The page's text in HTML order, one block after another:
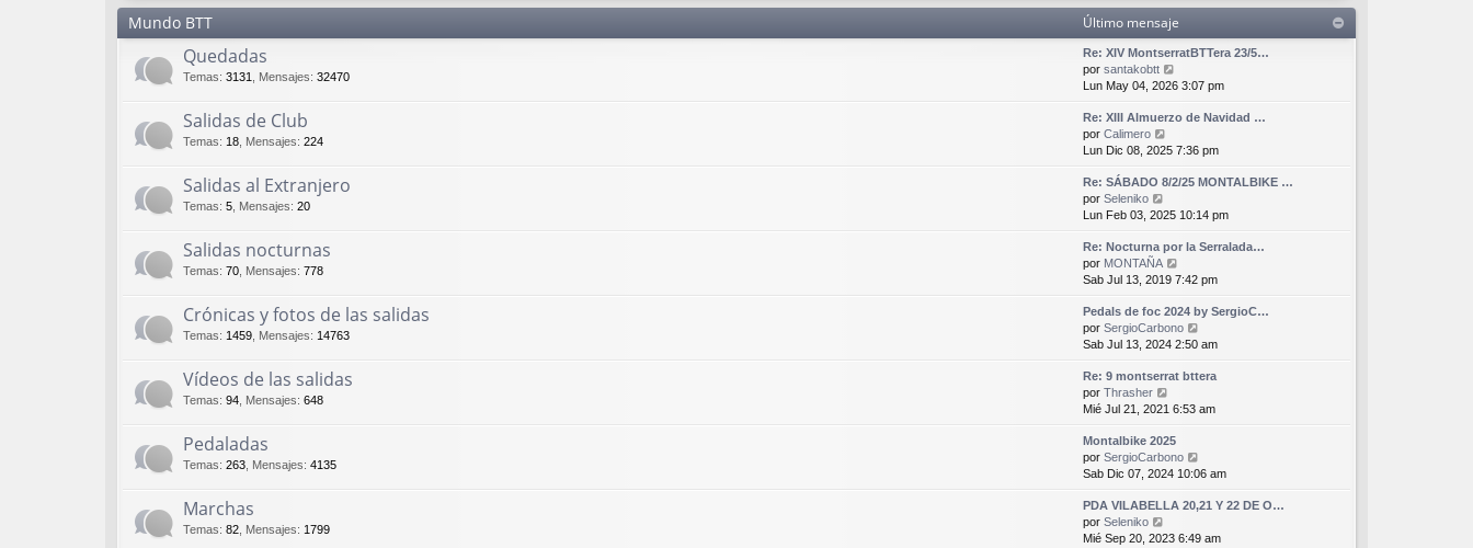
m
o
m
e
n
s
j
e
ú
l
t
i
m
o
m
e
s
j
Mundo BTT Último mensaje
Quedadas
Temas: 3131 Mensajes: 32470
Re: XIV MontserratBTTera 23/5…
por santakobtt
e
r
ú
t
i
m
m
e
n
s
a
j
e
Lun May 04, 2026 3:07 pm
Salidas de Club
Temas: 18 Mensajes: 224
Re: XIII Almuerzo de Navidad …
por Calimero
e
r
ú
t
i
m
o
m
e
n
s
a
j
e
Lun Dic 08, 2025 7:36 pm
Salidas al Extranjero
Temas: 5 Mensajes: 20
Re: SÁBADO 8/2/25 MONTALBIKE …
por Seleniko
e
r
ú
t
i
m
o
m
e
n
s
a
j
e
Lun Feb 03, 2025 10:14 pm
Salidas nocturnas
Temas: 70 Mensajes: 778
Re: Nocturna por la Serralada…
por MONTAÑA
e
r
ú
l
t
i
m
m
e
s
a
j
e
Sab Jul 13, 2019 7:42 pm
Crónicas y fotos de las salidas
Temas: 1459 Mensajes: 14763
Pedals de foc 2024 by SergioC…
por SergioCarbono
e
r
ú
t
i
m
e
n
a
Sab Jul 13, 2024 2:50 am
Vídeos de las salidas
Temas: 94 Mensajes: 648
Re: 9 montserrat bttera
por Thrasher
e
r
ú
l
t
i
m
m
Mié Jul 21, 2021 6:53 am
Pedaladas
Temas: 263 Mensajes: 4135
Montalbike 2025
por SergioCarbono
e
r
ú
t
Sab Dic 07, 2024 10:06 am
Marchas
Temas: 82 Mensajes: 1799
PDA VILABELLA 20,21 Y 22 DE O…
por Seleniko
e
Mié Sep 20, 2023 6:49 am